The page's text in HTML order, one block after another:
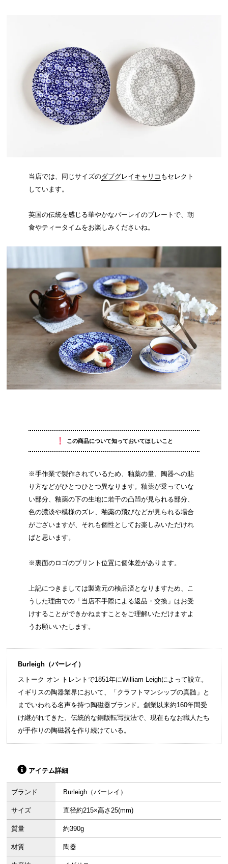
当店では、同じサイズのダブグレイキャリコ もセレクト
しています。
英国の伝統を感じる華やかなバーレイのプレートで、朝
食やティータイムをお楽しみくださいね。
！ この商品について知っておいてほしいこと
※手作業で製作されているため、釉薬の量、陶器への貼
り方などがひとつひとつ異なります。釉薬が乗っていな
い部分、釉薬の下の生地に若干の凸凹が見られる部分、
色の濃淡や模様のズレ、釉薬の飛びなどが見られる場合
がございますが、それも個性としてお楽しみいただけれ
ばと思います。
※裏面のロゴのプリント位置に個体差があります。
上記につきましては製造元の検品済となりますため、こ
うした理由での「当店不手際による返品・交換」はお受
けすることができかねますことをご理解いただけますよ
うお願いいたします。
Burleigh（バーレイ）
ストーク オン トレントで1851年にWilliam Leighによって設立。
イギリスの陶器業界において、「クラフトマンシップの真髄」と
までいわれる名声を持つ陶磁器ブランド。創業以来約160年間受
け継がれてきた、伝統的な銅版転写技法で、現在もなお職人たち
が手作りの陶磁器を作り続けている。
アイテム詳細
ブランド Burleigh（バーレイ）
サイズ 直径約215×高さ25(mm)
質量 約390g
材質 陶器